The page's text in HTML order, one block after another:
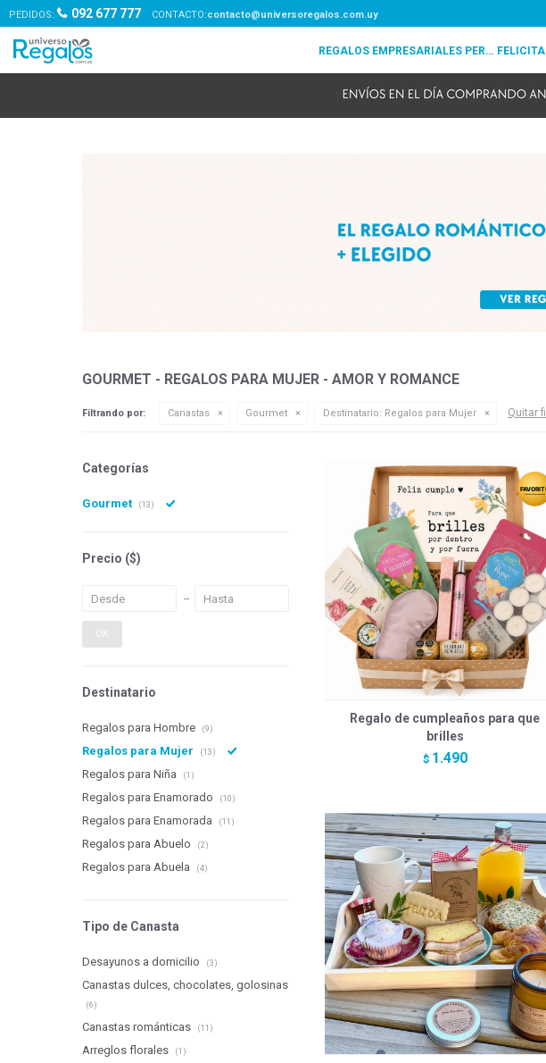
REGALOS EMPRESARIALES PERSONALIZADOS
PEDIDOS: 092 677 777 contacto@universoregalos.com.uy
GOURMET - REGALOS PARA MUJER - AMOR Y ROMANCE
Filtrando por: Canastas Gourmet Destinatario: Regalos para Mujer Quitar
Regalo de cumpleaños para que
brilles
$ 1.490
Categorías
Gourmet (13)
Precio ($)
OK
Destinatario
Regalos para Hombre (9)
Regalos para Mujer (13)
Regalos para Niña (1)
Regalos para Enamorado (10)
Regalos para Enamorada (11)
Regalos para Abuelo (2)
Regalos para Abuela (4)
Tipo de Canasta
Desayunos a domicilio (3)
Canastas dulces, chocolates, golosinas
(6)
Canastas románticas (11)
Arreglos florales (1)